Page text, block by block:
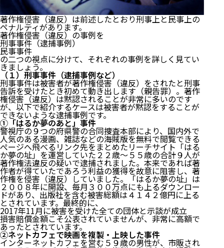
著作権侵害（違反）は前述したとおり刑事上と民事上の
ペナルティがあります。
著作権侵害（違反）の事例を
刑事事件（逮捕事例）
民事事件
の二つの視点に分けて、それぞれの事例を詳しく見てい
きましょう。
（１）刑事事件（逮捕事例など）
刑事事件は被害者が著作権侵害（違反）をされたと刑事
告訴を受けたとき初めて動き出します（親告罪）。著作
権侵害（違反）は黙認されることが非常に多いのです
が、以下で紹介するケースは被害者が黙認をすることが
できないような逮捕事例です。
①「はるか夢のあと」事件
警視庁の９つの府県警の合同捜査本部により、国内外で
人気のある漫画、雑誌などの海賊版を無料で閲覧できる
ぺージへ飛べるリンク先をまとめたリーチサイト「はる
か夢の址」を運営していた２２歳～５５歳の合計９人が
著作権法違反の疑いで逮捕されました。本来であれば著
作者が得ていたであろう利益の獲得を故意に阻害し、著
作権を侵害（違反）していました。「はるか夢の址」は
２００８年に開設、毎月３００万点にも上るダウンロー
ドがあり、出版社を含む被害総額は４１４２億円に上る
とされています。最終的に、
2017年11月に被害を受けた全ての団体と示談が成立
損害賠償金額こそ公表されていませんが、非常に高額で
あったとされています。
②ネットカフェで映画を複製・上映した事件
インターネットカフェを営む５９歳の男性が、市販され